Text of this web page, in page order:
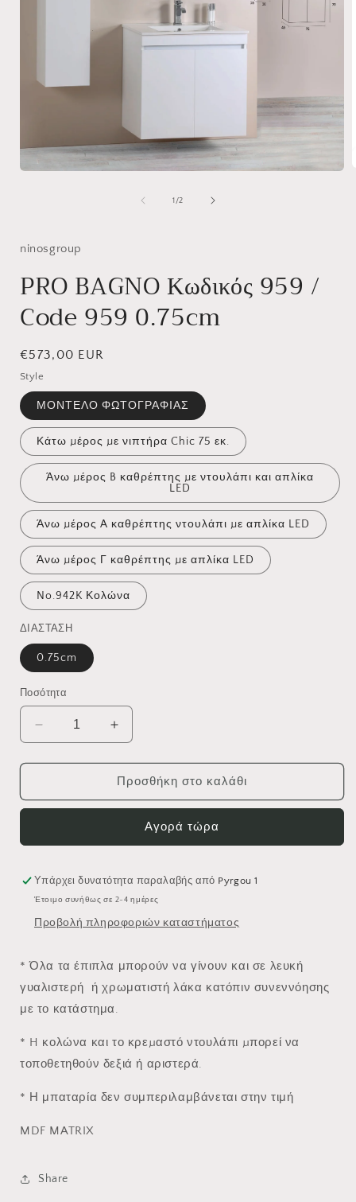
1 /από
2
ninosgroup
PRO BAGNO Κωδικός 959 /
Code 959 0.75cm
Κανονική
τιμή
€573,00 EUR
Style
ΜΟΝΤΕΛΟ ΦΩΤΟΓΡΑΦΙΑΣ
Κάτω µέρος µε νιπτήρα Chic 75 εκ.
Άνω µέρος B καθρέπτης µε ντουλάπι και απλίκα
LED
Άνω µέρος A καθρέπτης ντουλάπι µε απλίκα LED
Άνω µέρος Γ καθρέπτης µε απλίκα LED
No.942K Κολώνα
ΔΙΑΣΤΑΣΗ
0.75cm
Ποσότητα
Μείωση
ποσότητας
για
BAGNO
/
959
0.75cm
Αύξηση
ποσότητας
για
PRO
BAGNO
/
959
0.75cm
Προσθήκη στο καλάθι
Αγορά τώρα
Υπάρχει δυνατότητα παραλαβής από Pyrgou 1
Έτοιμο συνήθως σε 2-4 ημέρες
Προβολή πληροφοριών καταστήματος
* Όλα τα έπιπλα μπορούν να γίνουν και σε λευκή
γυαλιστερή ή χρωματιστή λάκα κατόπιν συνεννόησης
με το κατάστημα.
* H κολώνα και το κρεµαστό ντουλάπι µπορεί να
τοποθετηθούν δεξιά ή αριστερά.
* Η μπαταρία δεν συμπεριλαμβάνεται στην τιμή
MDF MATRIX
Share